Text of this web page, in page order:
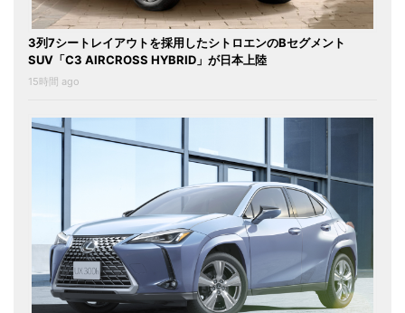
3列7シートレイアウトを採用したシトロエンのBセグメント
SUV「C3 AIRCROSS HYBRID」が日本上陸
15時間 ago